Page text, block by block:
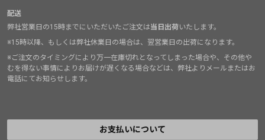
配送
弊社営業日の15時までにいただいたご注文は当日出荷いたします。
※15時以降、もしくは弊社休業日の場合は、翌営業日の出荷になります。
※ご注文のタイミングにより万一在庫切れとなってしまった場合や、その他や
むを得ない事情によりお届けが遅くなる場合などは、弊社よりメールまたはお
電話にてお知らせします。
お支払いについて